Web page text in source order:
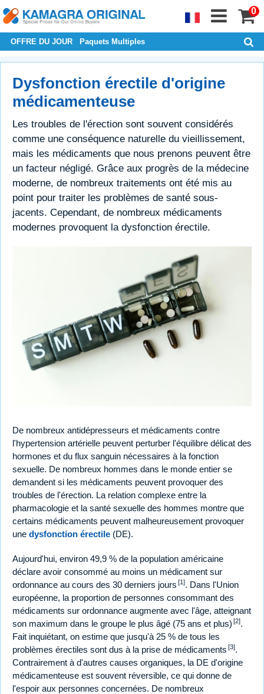
0
OFFRE DU JOUR Paquets Multiples
Dysfonction érectile d'origine
médicamenteuse
Les troubles de l'érection sont souvent considérés
comme une conséquence naturelle du vieillissement,
mais les médicaments que nous prenons peuvent être
un facteur négligé. Grâce aux progrès de la médecine
moderne, de nombreux traitements ont été mis au
point pour traiter les problèmes de santé sous-
jacents. Cependant, de nombreux médicaments
modernes provoquent la dysfonction érectile.
De nombreux antidépresseurs et médicaments contre
l'hypertension artérielle peuvent perturber l'équilibre délicat des
hormones et du flux sanguin nécessaires à la fonction
sexuelle. De nombreux hommes dans le monde entier se
demandent si les médicaments peuvent provoquer des
troubles de l'érection. La relation complexe entre la
pharmacologie et la santé sexuelle des hommes montre que
certains médicaments peuvent malheureusement provoquer
une dysfonction érectile (DE).
Aujourd'hui, environ 49,9 % de la population américaine
déclare avoir consommé au moins un médicament sur
ordonnance au cours des 30 derniers jours [1]. Dans l'Union
européenne, la proportion de personnes consommant des
médicaments sur ordonnance augmente avec l'âge, atteignant
son maximum dans le groupe le plus âgé (75 ans et plus) [2].
Fait inquiétant, on estime que jusqu'à 25 % de tous les
problèmes érectiles sont dus à la prise de médicaments [3].
Contrairement à d'autres causes organiques, la DE d'origine
médicamenteuse est souvent réversible, ce qui donne de
l'espoir aux personnes concernées. De nombreux